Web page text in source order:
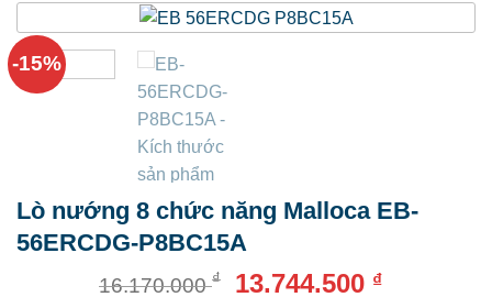
-15%
Lò nướng 8 chức năng Malloca EB-
56ERCDG-P8BC15A
16.170.000₫
Giá
13.744.500 ₫Giá